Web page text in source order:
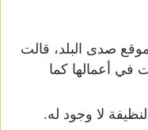
صدى البلد، قالت
في أعمالها كما
لا وجود له.